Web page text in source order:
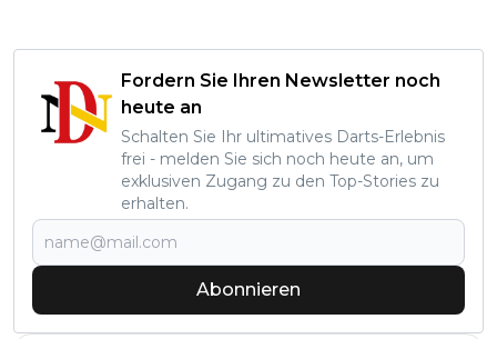
Fordern Sie Ihren Newsletter noch
heute an
Schalten Sie Ihr ultimatives Darts-Erlebnis
frei - melden Sie sich noch heute an, um
exklusiven Zugang zu den Top-Stories zu
erhalten.
Abonnieren